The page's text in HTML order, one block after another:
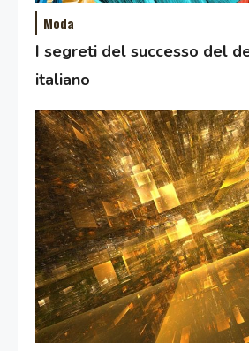
Moda
I segreti del successo del
italiano